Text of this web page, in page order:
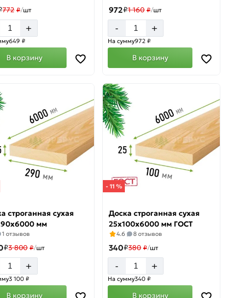
772 ₽/шт
+
649 ₽
В корзину
972₽1 160 ₽/шт
- +
На сумму972 ₽
В корзину
строганная сухая
мм
1 отзывов
₽3 800 ₽/шт
+
3 100 ₽
В корзину
- 11 %
Доска строганная сухая
25х100х6000 мм ГОСТ
4.6 8 отзывов
340₽380 ₽/шт
- +
На сумму340 ₽
В корзину